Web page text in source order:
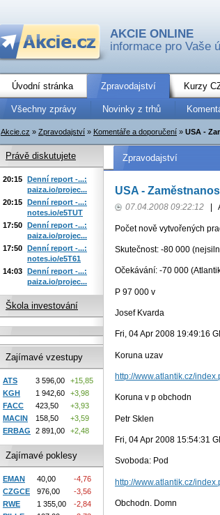
AKCIE ONLINE
informace pro Vaše
Úvodní stránka Zpravodajství Kurzy
Všechny zprávy Novinky z trhů
Akcie.cz » Zpravodajství » Komentáře a doporučení » USA -
Zpravodajství
USA -
07.04.2008 09:22:12
Počet nově vytvořených
Skutečnost: -80 000
Očekávání: -70 000
P 97 000 v
Josef Kvarda
Fri, 04 Apr 2008 19:49:16
Koruna uzav
http://www.atlantik.cz/
Koruna v p obchodn
Petr Sklen
Fri, 04 Apr 2008 15:54:31
Svoboda: Pod
http://www.atlantik.cz/
Obchodn. Domn
Právě diskutujete
20:15 Denní report -...:
paiza.io/projec...
20:15 Denní report -...:
notes.io/e5TUT
17:50 Denní report -...:
paiza.io/projec...
17:50 Denní report -...:
notes.io/e5T61
14:03 Denní report -...:
paiza.io/projec...
Škola investování
Zajímavé vzestupy
ATS 3 596,00
+15,85
KGH
1 942,60
+3,98
FACC
423,50
+3,93
MACIN
158,50
+3,59
ERBAG
2 891,00 +2,48
Zajímavé poklesy
EMAN 40,00
-4,76
CZGCE
976,00
-3,56
RWE
1 355,00
-2,84